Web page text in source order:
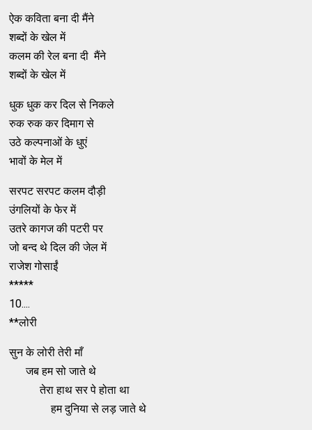
ऐक कविता बना दी मैंने
शब्दों के खेल में
कलम की रेल बना दी मैंने
शब्दों के खेल में
धुक धुक कर दिल से निकले
रुक रुक कर दिमाग से
उठे कल्पनाओं के धुएं
भावों के मेल में
सरपट सरपट कलम दौड़ी
उंगलियों के फेर में
उतरे कागज की पटरी पर
जो बन्द थे दिल की जेल में
राजेश गोसाईं
*****
10....
**लोरी
सुन के लोरी तेरी माँ
जब हम सो जाते थे
तेरा हाथ सर पे होता था
हम दुनिया से लड़ जाते थे